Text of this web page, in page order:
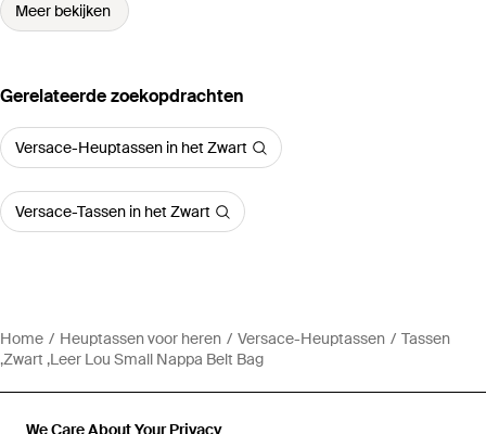
We Care About Your Privacy
Meer bekijken
Gerelateerde zoekopdrachten
Versace-Heuptassen in het Zwart
Versace-Tassen in het Zwart
Home Heuptassen voor heren Versace-Heuptassen
Tassen
,Zwart ,Leer Lou Small Nappa Belt Bag